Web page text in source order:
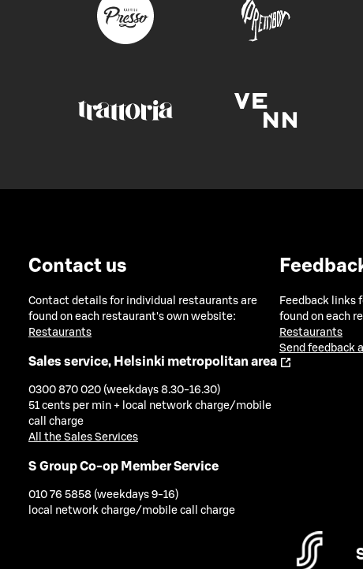
Contact us
Contact details for individual restaurants are
found on each restaurant's own website:
Restaurants
Sales service, Helsinki metropolitan area
0300 870 020 (weekdays 8.30-16.30)
51 cents per min + local network charge/mobile
call charge
All the Sales Services
S Group Co-op Member Service
010 76 5858 (weekdays 9-16)
local network charge/mobile call charge
Feedback links
found on each
Restaurants
Send feedback